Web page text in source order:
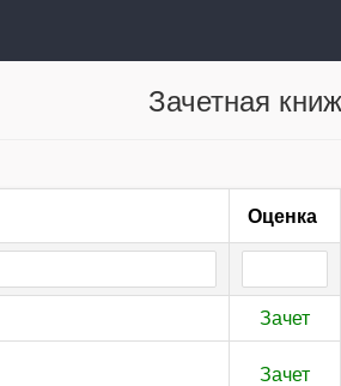
Зачетная
Оценка
Зачет
Зачет